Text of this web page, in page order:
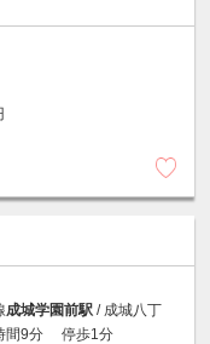
成城学園前駅 / 成城八丁
間9分 停歩1分